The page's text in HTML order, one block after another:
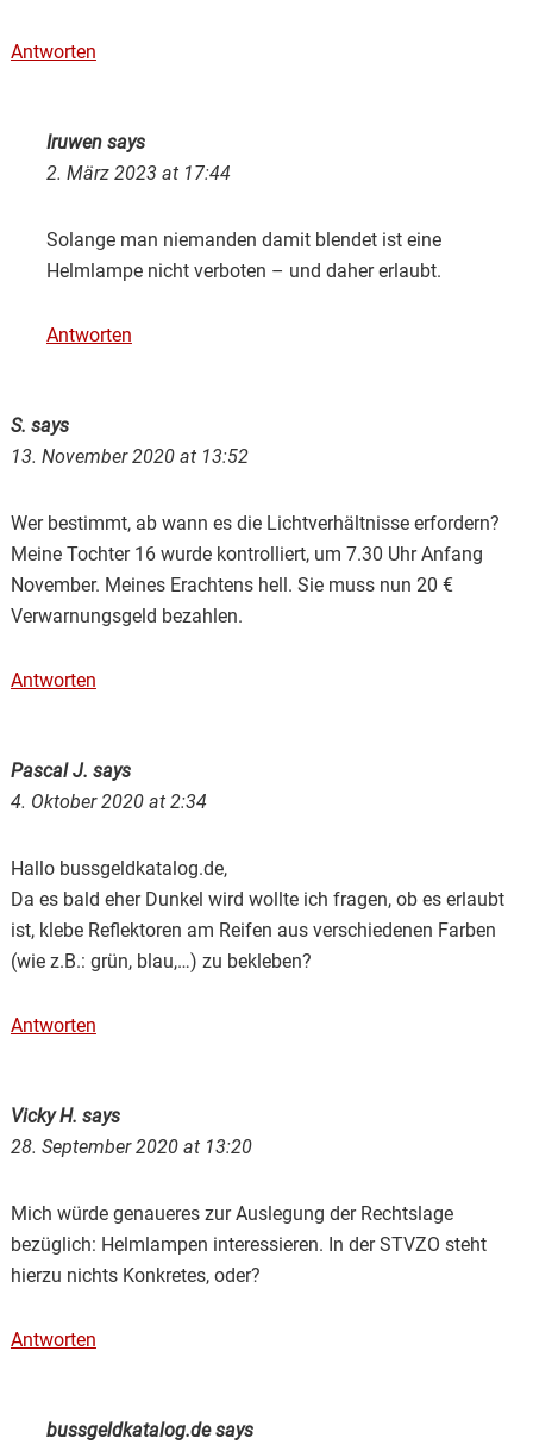
Antworten
Iruwen says
2. März 2023 at 17:44
Solange man niemanden damit blendet ist eine
Helmlampe nicht verboten – und daher erlaubt.
Antworten
S. says
13. November 2020 at 13:52
Wer bestimmt, ab wann es die Lichtverhältnisse erfordern?
Meine Tochter 16 wurde kontrolliert, um 7.30 Uhr Anfang
November. Meines Erachtens hell. Sie muss nun 20 €
Verwarnungsgeld bezahlen.
Antworten
Pascal J. says
4. Oktober 2020 at 2:34
Hallo bussgeldkatalog.de,
Da es bald eher Dunkel wird wollte ich fragen, ob es erlaubt
ist, klebe Reflektoren am Reifen aus verschiedenen Farben
(wie z.B.: grün, blau,…) zu bekleben?
Antworten
Vicky H. says
28. September 2020 at 13:20
Mich würde genaueres zur Auslegung der Rechtslage
bezüglich: Helmlampen interessieren. In der STVZO steht
hierzu nichts Konkretes, oder?
Antworten
bussgeldkatalog.desays